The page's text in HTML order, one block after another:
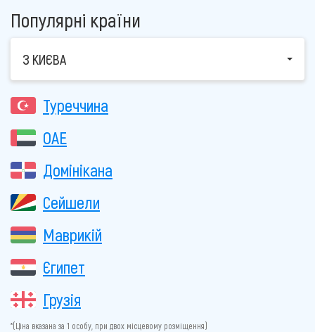
Популярні країни
З КИЄВА
Туреччина
ОАЕ
Домінікана
Сейшели
Маврикій
Єгипет
Грузія
*(Ціна вказана за 1 особу, при двох місцевому розміщення)